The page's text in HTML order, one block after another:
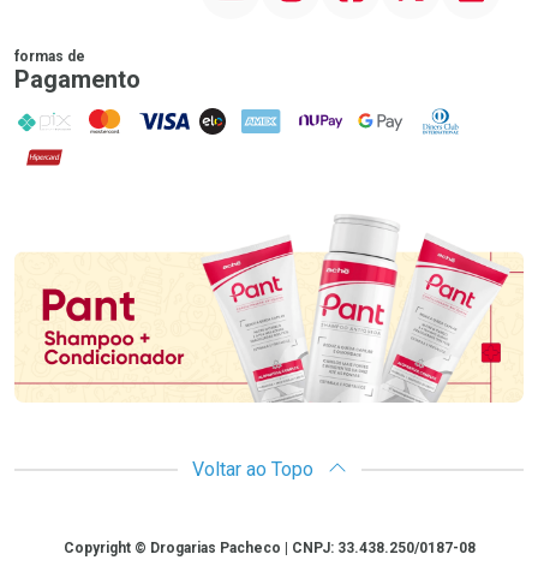
formas de
Pagamento
PIX MasterCard
VISA ELO AMEX NuPay Google PayDiners Club
Hipercard
Voltar ao Topo
CopyrightCopyright © Drogarias Pacheco | CNPJ: 33.438.250/0187-08